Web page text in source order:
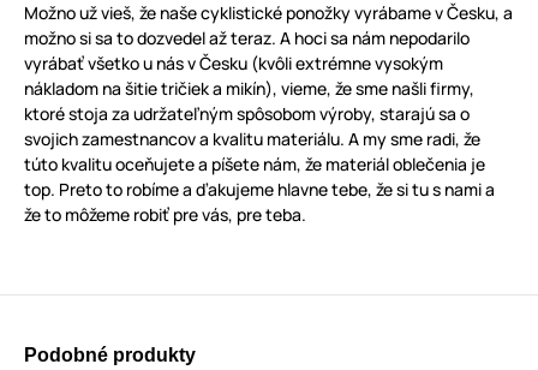
Možno už vieš, že naše cyklistické ponožky vyrábame v Česku, a
možno si sa to dozvedel až teraz. A hoci sa nám nepodarilo
vyrábať všetko u nás v Česku (kvôli extrémne vysokým
nákladom na šitie tričiek a mikín), vieme, že sme našli firmy,
ktoré stoja za udržateľným spôsobom výroby, starajú sa o
svojich zamestnancov a kvalitu materiálu. A my sme radi, že
túto kvalitu oceňujete a píšete nám, že materiál oblečenia je
top. Preto to robíme a ďakujeme hlavne tebe, že si tu s nami a
že to môžeme robiť pre vás, pre teba.
Podobné produkty